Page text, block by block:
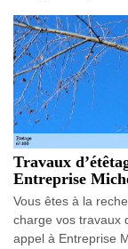
Travaux
Entreprise
Vous êtes à la
charge vos travaux
appel à Entreprise